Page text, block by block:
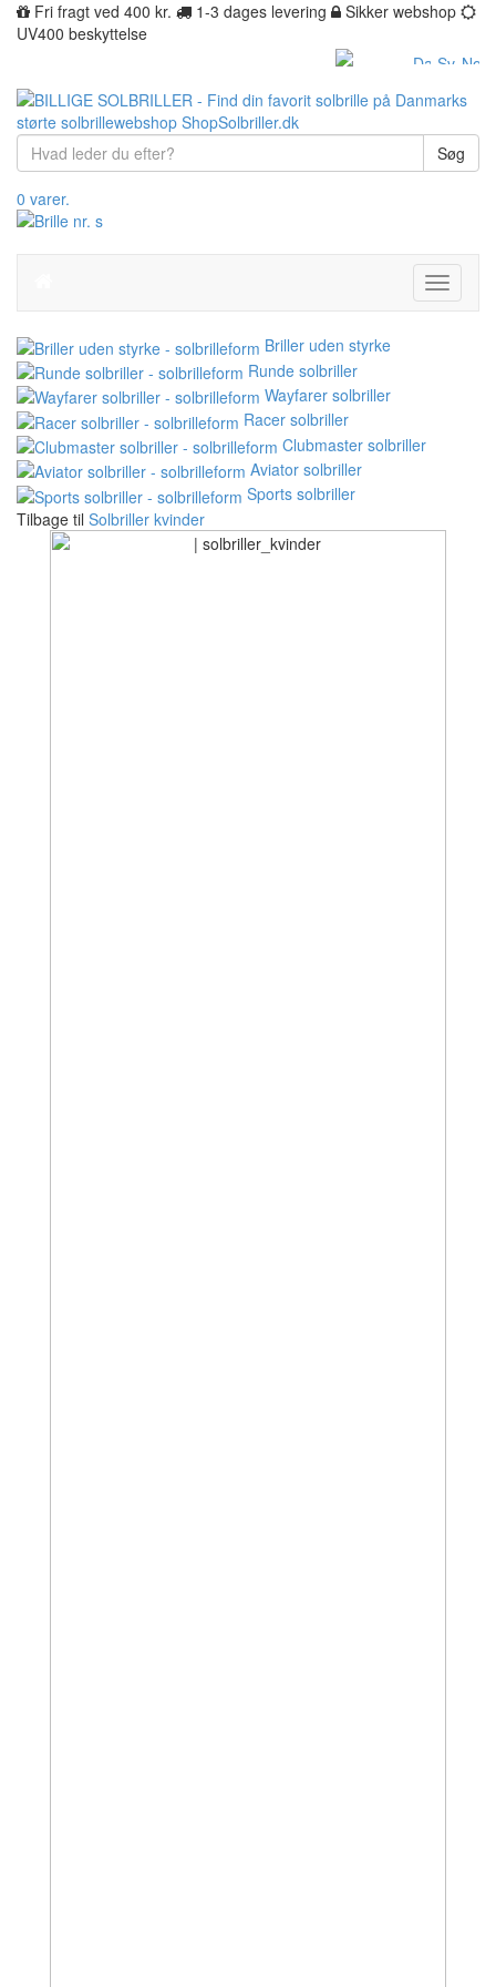
Fri fragt ved 400 kr. 1-3 dages levering
Sikker webshop
UV400 beskyttelse
Søg
0 varer.
Toggle
Briller uden styrke
Runde solbriller
Wayfarer solbriller
Racer solbriller
Clubmaster solbriller
Aviator solbriller
Sports solbriller
Tilbage til Solbriller kvinder